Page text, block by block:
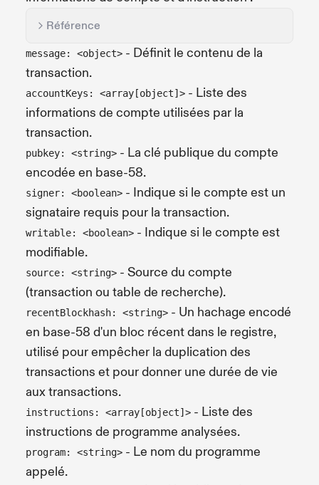
Référence
message: <object> - Définit le contenu de la
transaction.
accountKeys: <array[object]> - Liste des
informations de compte utilisées par la
transaction.
pubkey: <string> - La clé publique du compte
encodée en base-58.
signer: <boolean> - Indique si le compte est un
signataire requis pour la transaction.
writable: <boolean> - Indique si le compte est
modifiable.
source: <string> - Source du compte
(transaction ou table de recherche).
recentBlockhash: <string> - Un hachage encodé
en base-58 d'un bloc récent dans le registre,
utilisé pour empêcher la duplication des
transactions et pour donner une durée de vie
aux transactions.
instructions: <array[object]> - Liste des
instructions de programme analysées.
program: <string> - Le nom du programme
appelé.